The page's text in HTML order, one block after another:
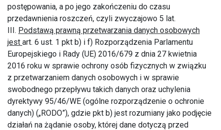
postępowania, a po jego zakończeniu do czasu
przedawnienia roszczeń, czyli zwyczajowo 5 lat.
III. Podstawą prawną przetwarzania danych osobowych
jest art. 6 ust. 1 pkt b) i f) Rozporządzenia Parlamentu
Europejskiego i Rady (UE) 2016/679 z dnia 27 kwietnia
2016 roku w sprawie ochrony osób fizycznych w związku
z przetwarzaniem danych osobowych i w sprawie
swobodnego przepływu takich danych oraz uchylenia
dyrektywy 95/46/WE (ogólne rozporządzenie o ochronie
danych) („RODO”), gdzie pkt b) jest rozumiany jako podjęcie
działań na żądanie osoby, której dane dotyczą przed